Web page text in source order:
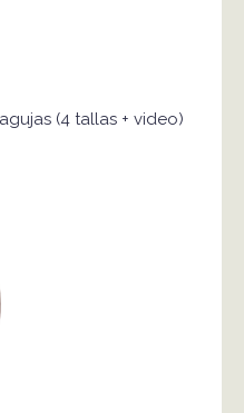
(4 tallas + video)